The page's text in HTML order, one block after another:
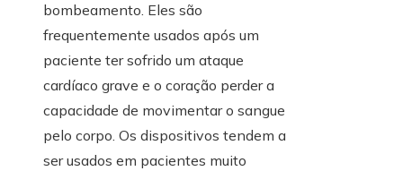
bombeamento. Eles são
frequentemente usados ​​​​após um
paciente ter sofrido um ataque
cardíaco grave e o coração perder a
capacidade de movimentar o sangue
pelo corpo. Os dispositivos tendem a
ser usados ​​em pacientes muito